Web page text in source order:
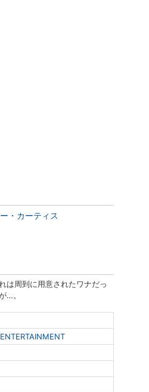
・カーティス
は周到に用意されたワナだっ
…。